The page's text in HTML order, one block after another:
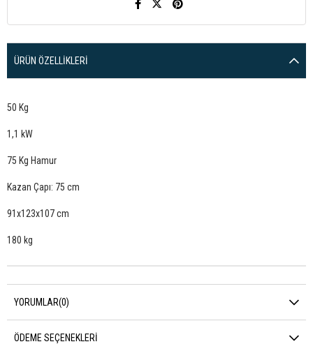
ÜRÜN ÖZELLIKLERI
50 Kg
1,1 kW
75 Kg Hamur
Kazan Çapı: 75 cm
91x123x107 cm
180 kg
YORUMLAR(0)
ÖDEME SEÇENEKLERI